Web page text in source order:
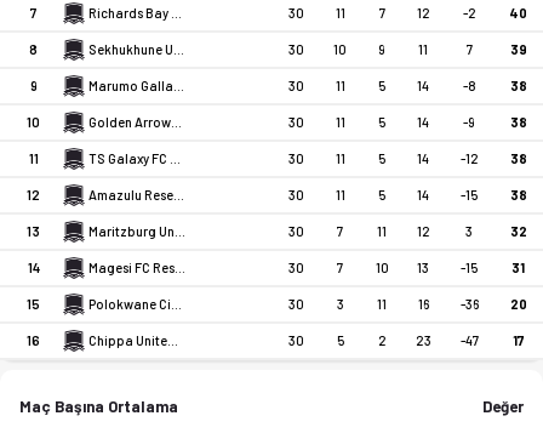
7 30 11 7 12 -2 40
8 30 10 9 11 7 39
9 30 11 5 14 -8 38
10 30 11 5 14 -9 38
11 30 11 5 14 -12 38
12 30 11 5 14 -15 38
13 30 7 11 12 3 32
14 30 7 10 13 -15 31
15 30 3 11 16 -36 20
16 30 5 2 23 -47 17
Maç Başına Ortalama Değer